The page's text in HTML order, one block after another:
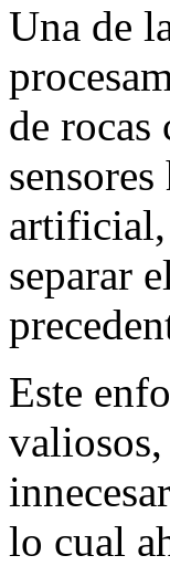
Una de
de
artificial,
separar
Este
lo cual